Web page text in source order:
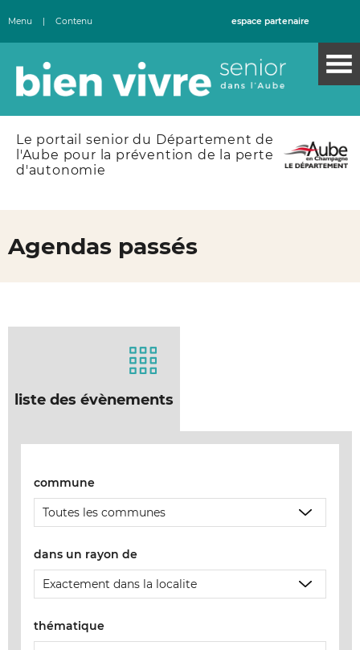
Menu | Contenu espace partenaire
Le portail senior du Département de
l'Aube pour la prévention de la perte
d'autonomie
Agendas passés
liste des évènements
commune
dans un rayon de
thématique